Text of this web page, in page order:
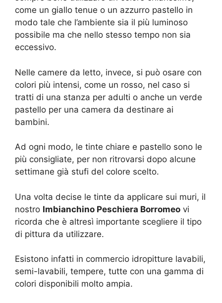
come un giallo tenue o un azzurro pastello in
modo tale che l’ambiente sia il più luminoso
possibile ma che nello stesso tempo non sia
eccessivo.
Nelle camere da letto, invece, si può osare con
colori più intensi, come un rosso, nel caso si
tratti di una stanza per adulti o anche un verde
pastello per una camera da destinare ai
bambini.
Ad ogni modo, le tinte chiare e pastello sono le
più consigliate, per non ritrovarsi dopo alcune
settimane già stufi del colore scelto.
Una volta decise le tinte da applicare sui muri, il
nostro Imbianchino Peschiera Borromeo vi
ricorda che è altresì importante scegliere il tipo
di pittura da utilizzare.
Esistono infatti in commercio idropitture lavabili,
semi-lavabili, tempere, tutte con una gamma di
colori disponibili molto ampia.